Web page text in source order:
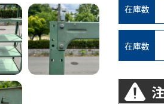
在庫数
在庫数